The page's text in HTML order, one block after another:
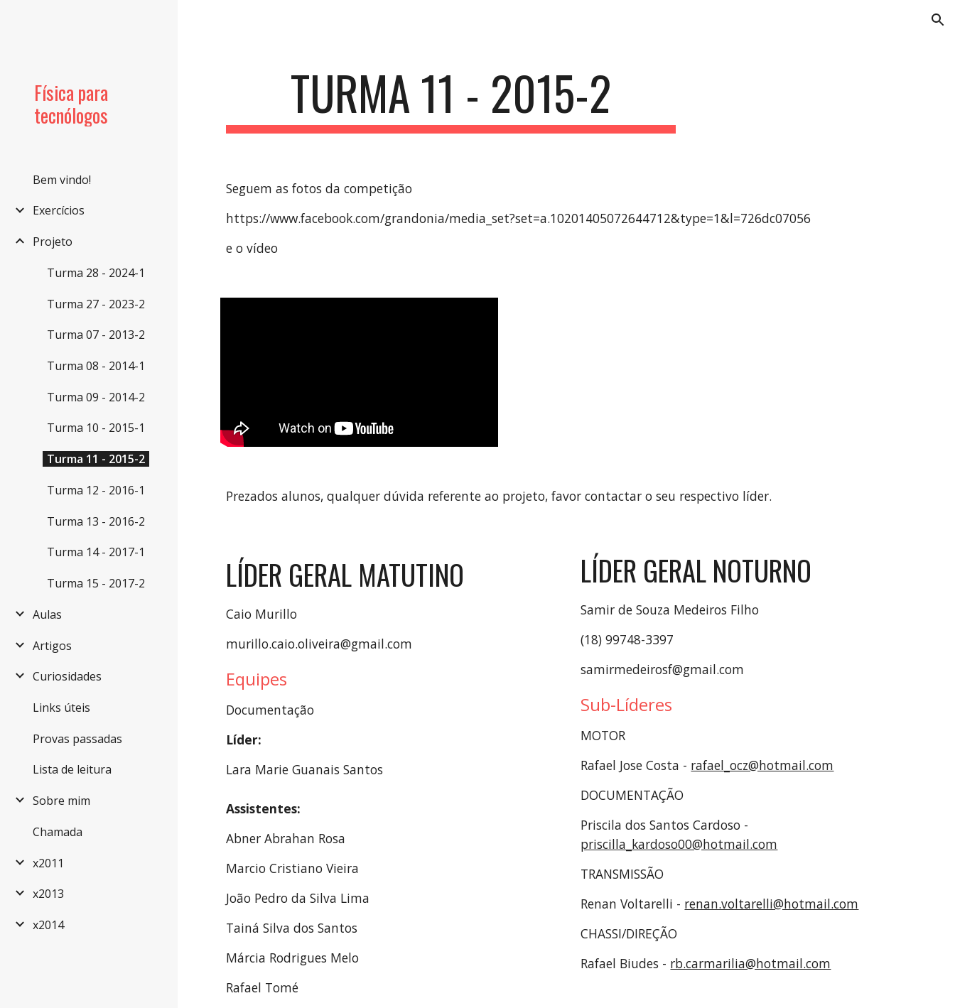
Física para
tecnólogos
Bem vindo!
Exercícios
Projeto
Turma 28 - 2024-1
Turma 27 - 2023-2
Turma 07 - 2013-2
Turma 08 - 2014-1
Turma 09 - 2014-2
Turma 10 - 2015-1
Turma 11 - 2015-2
Turma 12 - 2016-1
Turma 13 - 2016-2
Turma 14 - 2017-1
Turma 15 - 2017-2
Aulas
Artigos
Curiosidades
Links úteis
Provas passadas
Lista de leitura
Sobre mim
Chamada
x2011
x2013
x2014
TURMA 11 - 2015-2
Seguem as fotos da competição
https://www.facebook.com/grandonia/media_set?set=a.10201405072644712&type=1&l=726dc07056
e o vídeo
Prezados alunos, qualquer dúvida referente ao projeto, favor contactar o seu respectivo líder.
LÍDER GERAL MATUTINO
Caio Murillo
murillo.caio.oliveira@gmail.com
Equipes
Documentação
Líder:
Lara Marie Guanais Santos
Assistentes:
Abner Abrahan Rosa
Marcio Cristiano Vieira
João Pedro da Silva Lima
Tainá Silva dos Santos
Márcia Rodrigues Melo
Rafael Tomé
LÍDER GERAL NOTURNO
Samir de Souza Medeiros Filho
(18) 99748-3397
samirmedeirosf@gmail.com
Sub-Líderes
MOTOR
Rafael Jose Costa - rafael_ocz@hotmail.com
DOCUMENTAÇÃO
priscilla_kardoso00@hotmail.com
TRANSMISSÃO
Renan Voltarelli - renan.voltarelli@hotmail.com
CHASSI/DIREÇÃO
Rafael Biudes - rb.carmarilia@hotmail.com